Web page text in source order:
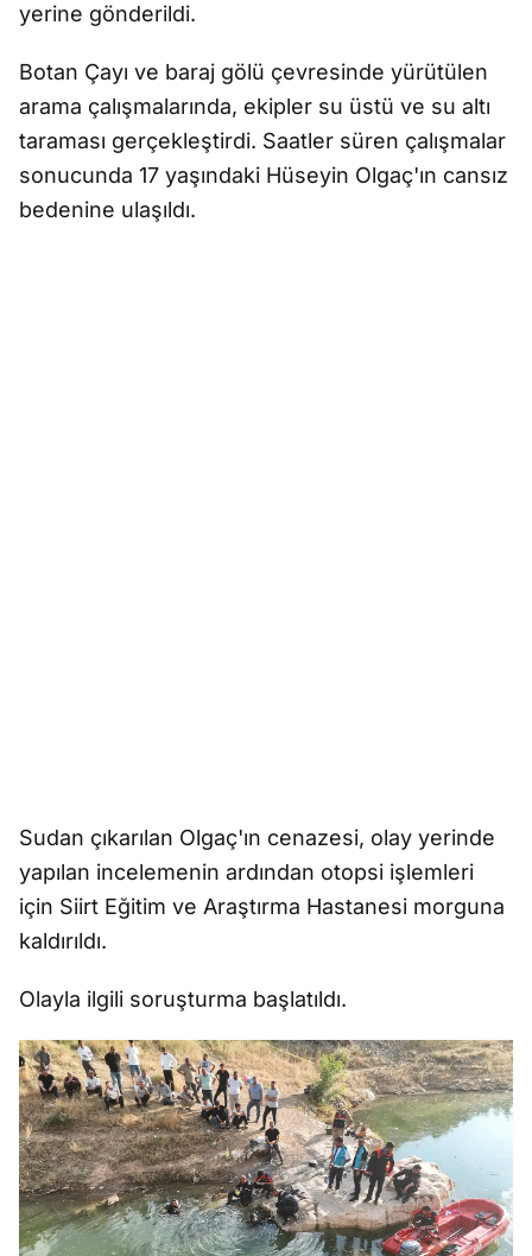
yerine gönderildi.
Botan Çayı ve baraj gölü çevresinde yürütülen
arama çalışmalarında, ekipler su üstü ve su altı
taraması gerçekleştirdi. Saatler süren çalışmalar
sonucunda 17 yaşındaki Hüseyin Olgaç'ın cansız
bedenine ulaşıldı.
Sudan çıkarılan Olgaç'ın cenazesi, olay yerinde
yapılan incelemenin ardından otopsi işlemleri
için Siirt Eğitim ve Araştırma Hastanesi morguna
kaldırıldı.
Olayla ilgili soruşturma başlatıldı.